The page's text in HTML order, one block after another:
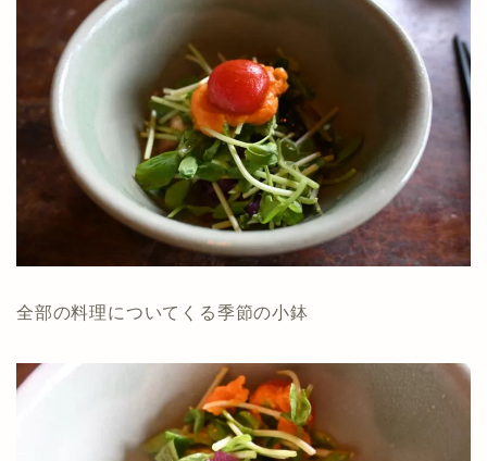
全部の料理についてくる季節の小鉢